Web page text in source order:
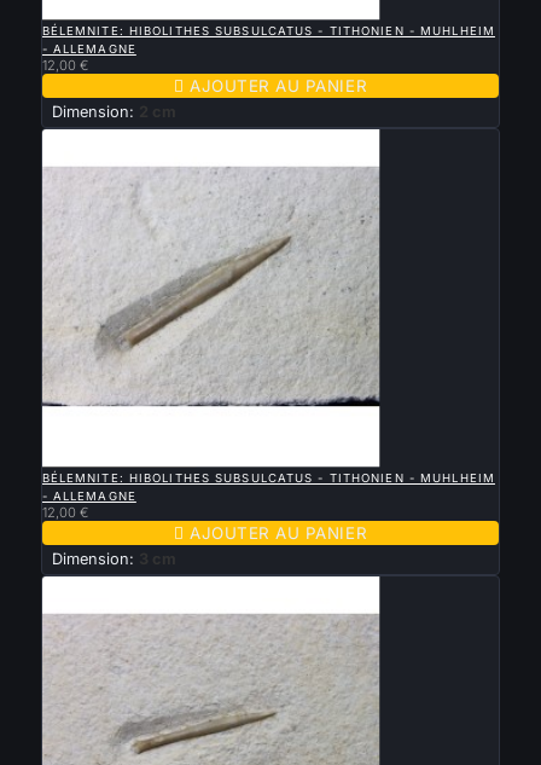
BÉLEMNITE: HIBOLITHES SUBSULCATUS - TITHONIEN - MUHLHEIM
- ALLEMAGNE
12,00 €
 AJOUTER AU PANIER
Dimension: 2 cm
BÉLEMNITE: HIBOLITHES SUBSULCATUS - TITHONIEN - MUHLHEIM
- ALLEMAGNE
12,00 €
 AJOUTER AU PANIER
Dimension: 3 cm